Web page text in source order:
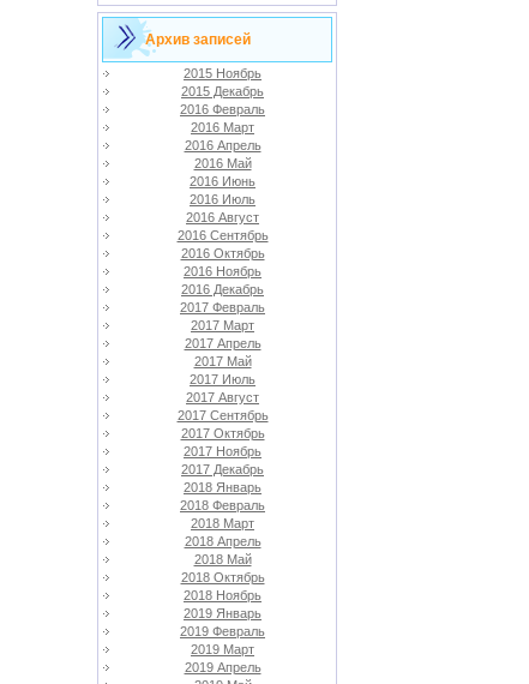
Архив записей
2015 Ноябрь
2015 Декабрь
2016 Февраль
2016 Март
2016 Апрель
2016 Май
2016 Июнь
2016 Июль
2016 Август
2016 Сентябрь
2016 Октябрь
2016 Ноябрь
2016 Декабрь
2017 Февраль
2017 Март
2017 Апрель
2017 Май
2017 Июль
2017 Август
2017 Сентябрь
2017 Октябрь
2017 Ноябрь
2017 Декабрь
2018 Январь
2018 Февраль
2018 Март
2018 Апрель
2018 Май
2018 Октябрь
2018 Ноябрь
2019 Январь
2019 Февраль
2019 Март
2019 Апрель